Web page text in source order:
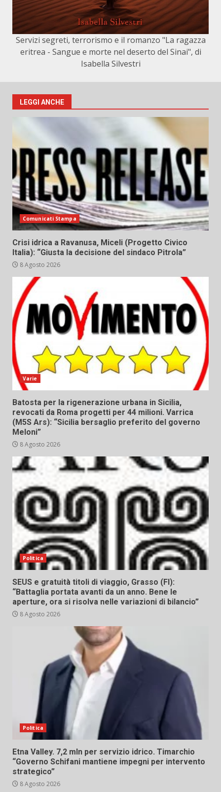
Servizi segreti, terrorismo e il romanzo "La ragazza
eritrea - Sangue e morte nel deserto del Sinai", di
Isabella Silvestri
LEGGI ANCHE
Comunicati Stampa
Crisi idrica a Ravanusa, Miceli (Progetto Civico
Italia): “Giusta la decisione del sindaco Pitrola”
8 Agosto 2026
Varie
Batosta per la rigenerazione urbana in Sicilia,
revocati da Roma progetti per 44 milioni. Varrica
(M5S Ars): “Sicilia bersaglio preferito del governo
Meloni”
8 Agosto 2026
Politica
SEUS e gratuità titoli di viaggio, Grasso (FI):
“Battaglia portata avanti da un anno. Bene le
aperture, ora si risolva nelle variazioni di bilancio”
8 Agosto 2026
Politica
Etna Valley. 7,2 mln per servizio idrico. Timarchio
“Governo Schifani mantiene impegni per intervento
strategico”
8 Agosto 2026